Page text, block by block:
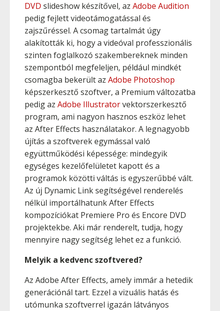
DVD slideshow készítővel, az Adobe Audition
pedig fejlett videotámogatással és
zajszűréssel. A csomag tartalmát úgy
alakították ki, hogy a videóval professzionális
szinten foglalkozó szakembereknek minden
szempontból megfeleljen, például mindkét
csomagba bekerült az Adobe Photoshop
képszerkesztő szoftver, a Premium változatba
pedig az Adobe Illustratorvektorszerkesztő
program, ami nagyon hasznos eszköz lehet
az After Effects használatakor. A legnagyobb
újítás a szoftverek egymással való
együttműködési képessége: mindegyik
egységes kezelőfelületet kapott és a
programok közötti váltás is egyszerűbbé vált.
Az új Dynamic Link segítségével renderelés
nélkül importálhatunk After Effects
kompozíciókat Premiere Pro és Encore DVD
projektekbe. Aki már renderelt, tudja, hogy
mennyire nagy segítség lehet ez a funkció.
Melyik a kedvenc szoftvered?
Az Adobe After Effects, amely immár a hetedik
generációnál tart. Ezzel a vizuális hatás és
utómunka szoftverrel igazán látványos